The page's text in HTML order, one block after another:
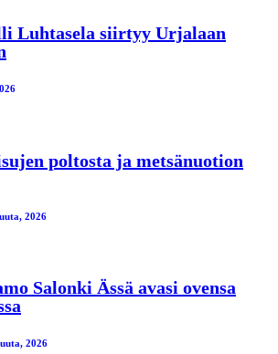
Luhtasela siirtyy Urjalaan
poltosta ja metsänuotion
2026
Salonki Ässä avasi ovensa
2026